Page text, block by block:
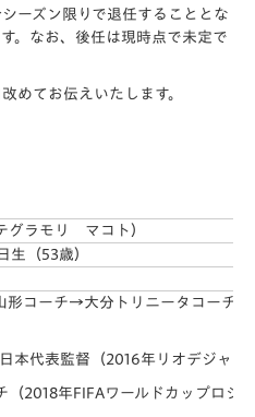
ーズン限りで退任することとな
。なお、後任は現時点で未定で
めてお伝えいたします。
ラモリ マコト）
生（53歳）
形コーチ→大分トリニータコーチ→
本代表監督（2016年リオデジャ
（2018年FIFAワールドカップロシ